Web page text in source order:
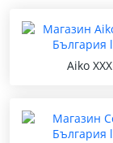
Aiko